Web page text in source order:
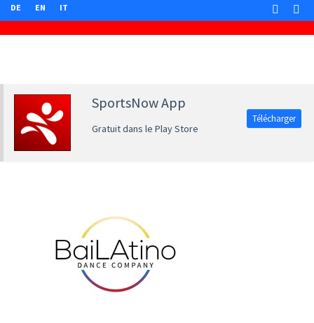
DE EN IT
SportsNow App
Gratuit dans le Play Store
Télécharger